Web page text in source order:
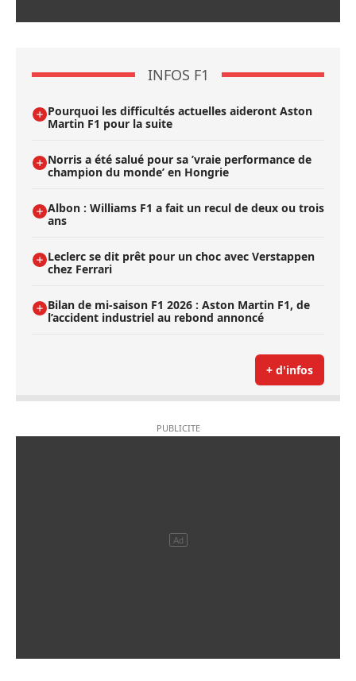
INFOS F1
Pourquoi les difficultés actuelles aideront Aston
Martin F1 pour la suite
Norris a été salué pour sa ’vraie performance de
champion du monde’ en Hongrie
Albon : Williams F1 a fait un recul de deux ou trois
ans
Leclerc se dit prêt pour un choc avec Verstappen
chez Ferrari
Bilan de mi-saison F1 2026 : Aston Martin F1, de
l’accident industriel au rebond annoncé
+ d'infos